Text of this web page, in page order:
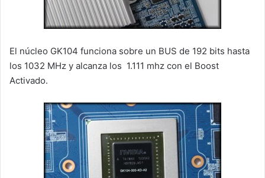
El núcleo GK104 funciona sobre un BUS de 192 bits hasta
los 1032 MHz y alcanza los 1.111 mhz con el Boost
Activado.